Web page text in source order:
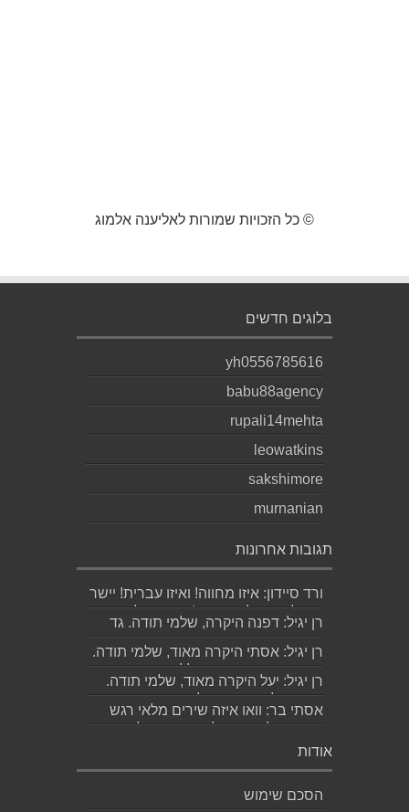
© כל הזכויות שמורות לאליענה אלמוג
בלוגים חדשים
yh0556785616
babu88agency
rupali14mehta
leowatkins
sakshimore
murnanian
תגובות אחרונות
ורד סיידון: איזו מחווה! ואיזו עברית! יישר
כוח לכותב ולאהובתו :) שבת שלום...
רן יגיל: דפנה היקרה, שלמי תודה. גד
הוא אכן משורר איכותי ביותר. אמסור...
רן יגיל: אסתי היקרה מאוד, שלמי תודה.
ניכר כי השירים דיברו לליבך. אמסו...
רן יגיל: יעל היקרה מאוד, שלמי תודה.
אמסור לגד. שבת שלום. רן...
אסתי בר: וואו איזה שירים מלאי רגש
ותשוקה לאהובה ולאהבה הגדולה
ה,בלתי...
אודות
הסכם שימוש